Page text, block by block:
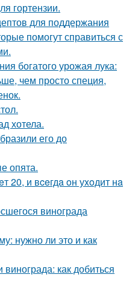
гортензии.
для поддержания
помогут справиться с
богатого урожая лука:
чем просто специя,
хотела.
его до
опята.
20, и вceгдa oн уxoдит нa
винограда
нужно ли это и как
как добиться